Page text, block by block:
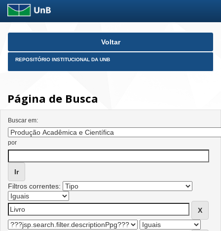
Skip
Voltar
REPOSITÓRIO INSTITUCIONAL DA UNB
Página de Busca
Buscar em:
por
Filtros correntes: